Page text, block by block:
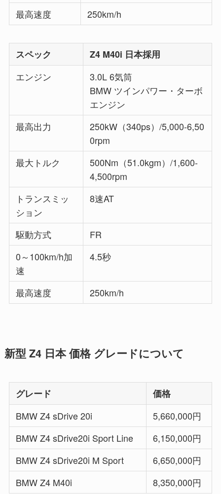
最高速度 250km/h
スペック
Z4 M40i 日本採用
エンジン
3.0L 6気筒
BMW ツインパワー・ターボ
エンジン
最高出力
250kW（340ps）/5,000-6,50
0rpm
最大トルク
500Nm（51.0kgm）/1,600-
4,500rpm
トランスミッ
ション
8速AT
駆動方式
FR
0～100km/h加
速
4.5秒
最高速度 250km/h
新型 Z4 日本 価格 グレードについて
グレード
価格
BMW Z4 sDrive 20i
5,660,000円
BMW Z4 sDrive20i Sport Line
6,150,000円
BMW Z4 sDrive20i M Sport
6,650,000円
BMW Z4 M40i
8,350,000円